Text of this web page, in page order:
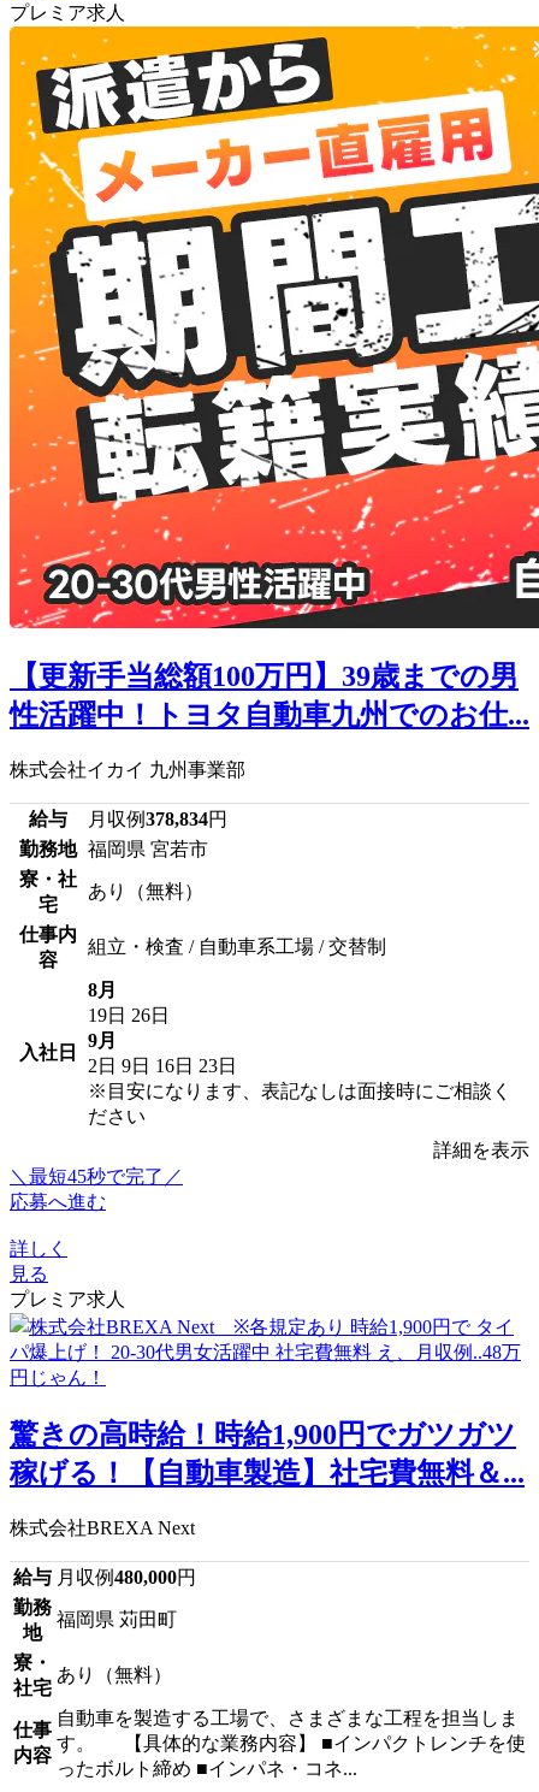
プレミア求人
【更新手当総額100万円】39歳までの男
性活躍中！トヨタ自動車九州でのお仕...
株式会社イカイ 九州事業部
給与 月収例378,834円
勤務地 福岡県 宮若市
寮・社
宅
あり（無料）
仕事内
容
組立・検査 / 自動車系工場 / 交替制
入社日
8月
19日 26日
9月
2日 9日 16日 23日
※目安になります、表記なしは面接時にご相談く
ださい
詳細を表示
＼最短45秒で完了／
応募へ進む
詳しく
見る
プレミア求人
驚きの高時給！時給1,900円でガツガツ
稼げる！【自動車製造】社宅費無料＆...
株式会社BREXA Next
給与 月収例480,000円
勤務
地
福岡県 苅田町
寮・
社宅
あり（無料）
仕事
内容
自動車を製造する工場で、さまざまな工程を担当しま
す。 【具体的な業務内容】 ■インパクトレンチを使
ったボルト締め ■インパネ・コネ...